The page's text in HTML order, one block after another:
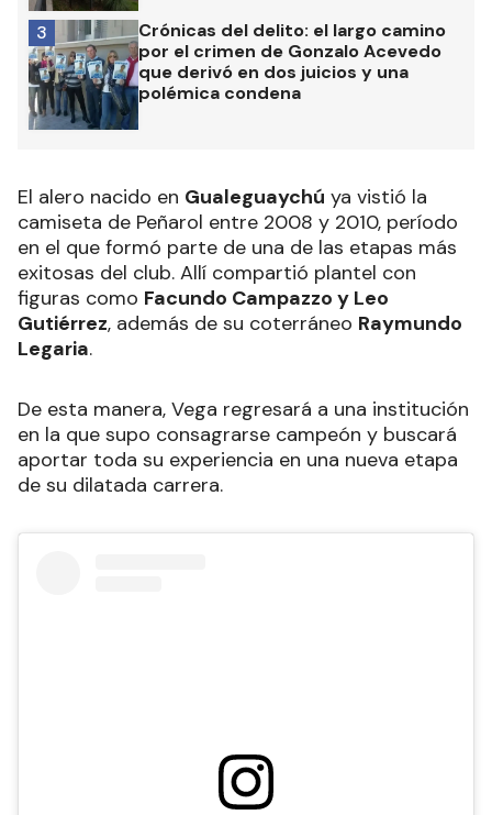
Crónicas del delito: el largo camino
por el crimen de Gonzalo Acevedo
que derivó en dos juicios y una
polémica condena
3
El alero nacido en Gualeguaychú ya vistió la
camiseta de Peñarol entre 2008 y 2010, período
en el que formó parte de una de las etapas más
exitosas del club. Allí compartió plantel con
figuras como Facundo Campazzo y Leo
Gutiérrez, además de su coterráneo Raymundo
Legaria.
De esta manera, Vega regresará a una institución
en la que supo consagrarse campeón y buscará
aportar toda su experiencia en una nueva etapa
de su dilatada carrera.